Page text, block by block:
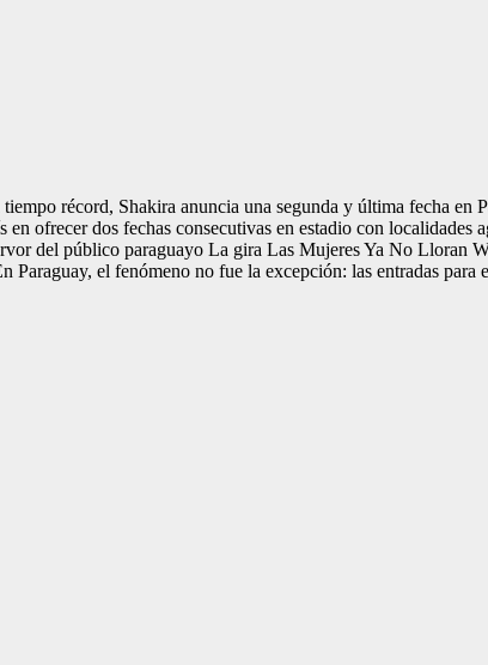
récord, Shakira anuncia una segunda y última fecha en
ofrecer dos fechas consecutivas en estadio con localidades
del público paraguayo La gira Las Mujeres Ya No Lloran
el fenómeno no fue la excepción: las entradas para